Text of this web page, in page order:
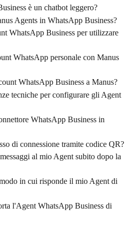
è un chatbot leggero?
Agents in WhatsApp Business?
WhatsApp Business per utilizzare
WhatsApp personale con Manus
WhatsApp Business a Manus?
tecniche per configurare gli Agent
WhatsApp Business in
di connessione tramite codice QR?
al mio Agent subito dopo la
in cui risponde il mio Agent di
l'Agent WhatsApp Business di